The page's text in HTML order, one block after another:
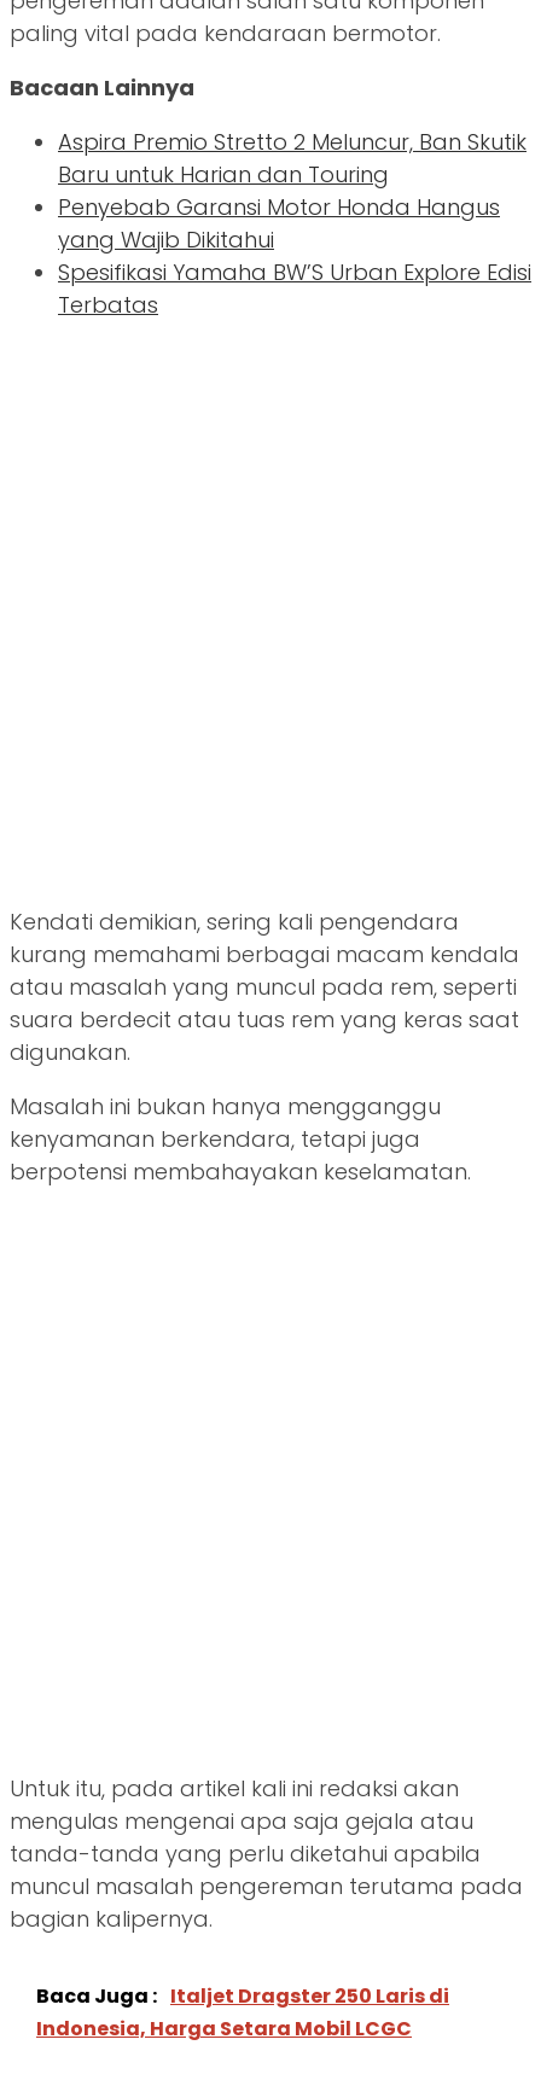
paling vital pada kendaraan bermotor.
Bacaan Lainnya
Aspira Premio Stretto 2 Meluncur, Ban Skutik
Baru untuk Harian dan Touring
Penyebab Garansi Motor Honda Hangus
yang Wajib Dikitahui
Spesifikasi Yamaha BW’S Urban Explore Edisi
Terbatas
Kendati demikian, sering kali pengendara
kurang memahami berbagai macam kendala
atau masalah yang muncul pada rem, seperti
suara berdecit atau tuas rem yang keras saat
digunakan.
Masalah ini bukan hanya mengganggu
kenyamanan berkendara, tetapi juga
berpotensi membahayakan keselamatan.
Untuk itu, pada artikel kali ini redaksi akan
mengulas mengenai apa saja gejala atau
tanda-tanda yang perlu diketahui apabila
muncul masalah pengereman terutama pada
bagian kalipernya.
Baca Juga : Italjet Dragster 250 Laris di
Indonesia, Harga Setara Mobil LCGC